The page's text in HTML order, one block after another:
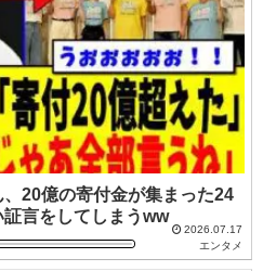
、20億の寄付金が集まった24
言をしてしまうww
2026.07.17
エンタメ